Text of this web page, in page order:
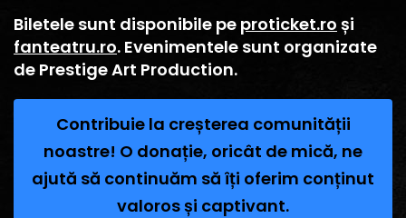
Biletele sunt disponibile pe proticket.ro și
fanteatru.ro. Evenimentele sunt organizate
de Prestige Art Production.
Contribuie la creșterea comunității
noastre! O donație, oricât de mică, ne
ajută să continuăm să îți oferim conținut
valoros și captivant.